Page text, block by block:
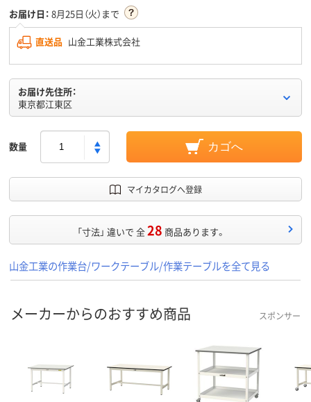
お届け日： 8月25日（火）まで
直送品 山金工業株式会社
お届け先住所：
東京都江東区
数量 カゴへ
マイカタログへ登録
「寸法」 違いで 全28 商品あります。
山金工業の作業台/ワークテーブル/作業テーブルを全て見る
メーカーからのおすすめ商品 スポンサー